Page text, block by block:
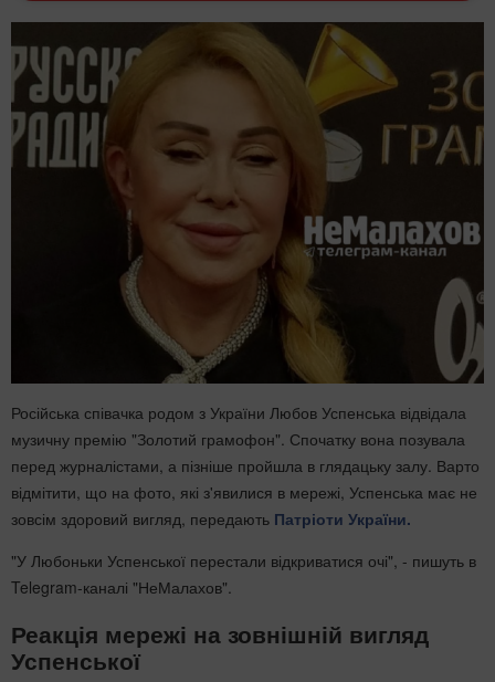
Російська співачка родом з України Любов Успенська відвідала
музичну премію "Золотий грамофон". Спочатку вона позувала
перед журналістами, а пізніше пройшла в глядацьку залу. Варто
відмітити, що на фото, які з'явилися в мережі, Успенська має не
зовсім здоровий вигляд, передають Патріоти України.
"У Любоньки Успенської перестали відкриватися очі", - пишуть в
Telegram-каналі "НеМалахов".
Реакція мережі на зовнішній вигляд
Успенської